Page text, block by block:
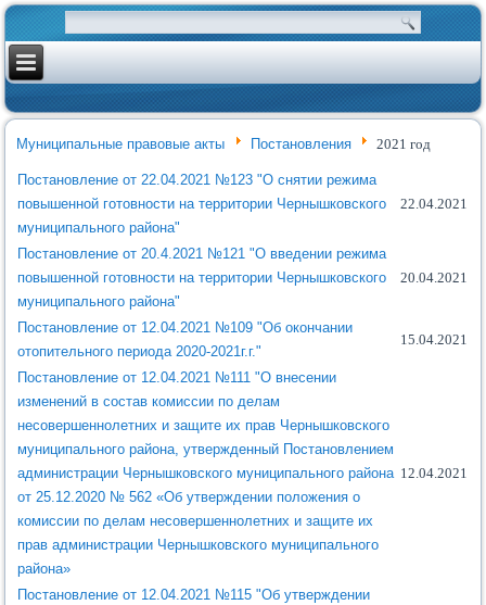
Муниципальные правовые акты Постановления 2021 год
Постановление от 22.04.2021 №123 "О снятии режима
повышенной готовности на территории Чернышковского
муниципального района"
22.04.2021
Постановление от 20.4.2021 №121 "О введении режима
повышенной готовности на территории Чернышковского
муниципального района"
20.04.2021
Постановление от 12.04.2021 №109 "Об окончании
отопительного периода 2020-2021г.г."
15.04.2021
Постановление от 12.04.2021 №111 "О внесении
изменений в состав комиссии по делам
несовершеннолетних и защите их прав Чернышковского
муниципального района, утвержденный Постановлением
администрации Чернышковского муниципального района
от 25.12.2020 № 562 «Об утверждении положения о
комиссии по делам несовершеннолетних и защите их
прав администрации Чернышковского муниципального
района»
12.04.2021
Постановление от 12.04.2021 №115 "Об утверждении